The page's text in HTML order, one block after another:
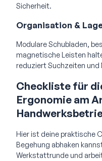
Sicherheit.
Organisation &
Modulare Schubladen,
magnetische Leisten
reduziert Suchzeiten und
Checkliste für
Ergonomie am
Hier ist deine praktische
Begehung abhaken
Werkstattrunde und